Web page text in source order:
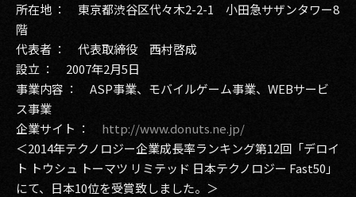
所在地 ： 東京都渋谷区代々木2-2-1 小田急サザンタワー8
階
代表者 ： 代表取締役 西村啓成
設立 ： 2007年2月5日
事業内容 ： ASP事業、モバイルゲーム事業、WEBサービ
ス事業
企業サイト ： http://www.donuts.ne.jp/
＜2014年テクノロジー企業成長率ランキング第12回「デロイ
ト トウシュ トーマツ リミテッド 日本テクノロジー Fast50」
にて、日本10位を受賞致しました。＞